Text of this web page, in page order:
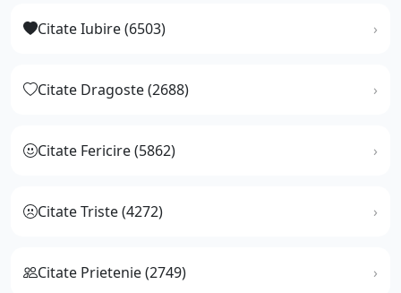
Citate Iubire (6503)
Citate Dragoste (2688)
Citate Fericire (5862)
Citate Triste (4272)
Citate Prietenie (2749)